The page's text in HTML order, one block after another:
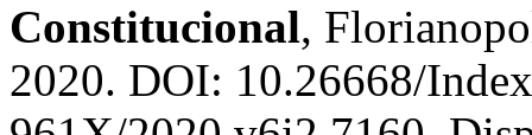
Constitucional,
2020. DOI: 10.26668/